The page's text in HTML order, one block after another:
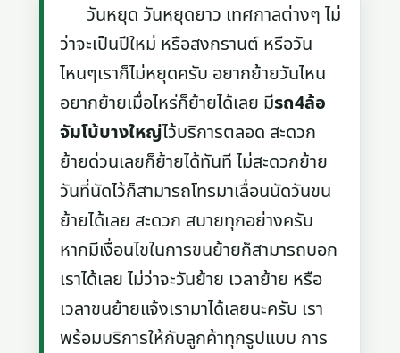
วันหยุด วันหยุดยาว เทศกาลต่างๆ ไม่
ว่าจะเป็นปีใหม่ หรือสงกรานต์ หรือวัน
ไหนๆเราก็ไม่หยุดครับ อยากย้ายวันไหน
อยากย้ายเมื่อไหร่ก็ย้ายได้เลย มีรถ4ล้อ
จัมโบ้บางใหญ่ไว้บริการตลอด สะดวก
ย้ายด่วนเลยก็ย้ายได้ทันที ไม่สะดวกย้าย
วันที่นัดไว้ก็สามารถโทรมาเลื่อนนัดวันขน
ย้ายได้เลย สะดวก สบายทุกอย่างครับ
หากมีเงื่อนไขในการขนย้ายก็สามารถบอก
เราได้เลย ไม่ว่าจะวันย้าย เวลาย้าย หรือ
เวลาขนย้ายแจ้งเรามาได้เลยนะครับ เรา
พร้อมบริการให้กับลูกค้าทุกรูปแบบ การ